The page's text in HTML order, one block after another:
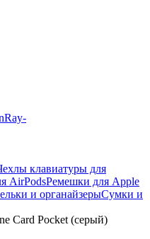
Ray-
клавиатуры для
AirPodsРемешки для Apple
и органайзерыСумки и
Card Pocket (серый)